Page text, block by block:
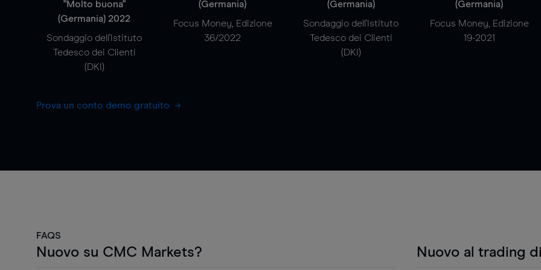
"Molto buona"
(Germania) 2022
Sondaggio dell'Istituto
Tedesco dei Clienti
(DKI)
(Germania)
Focus Money, Edizione
36/2022
(Germania)
Sondaggio dell'Istituto
Tedesco dei Clienti
(DKI)
(Germania)
Focus Money, Edizione
19-2021
Prova un conto demo gratuito
FAQS
Nuovo su CMC Markets? Nuovo al trading